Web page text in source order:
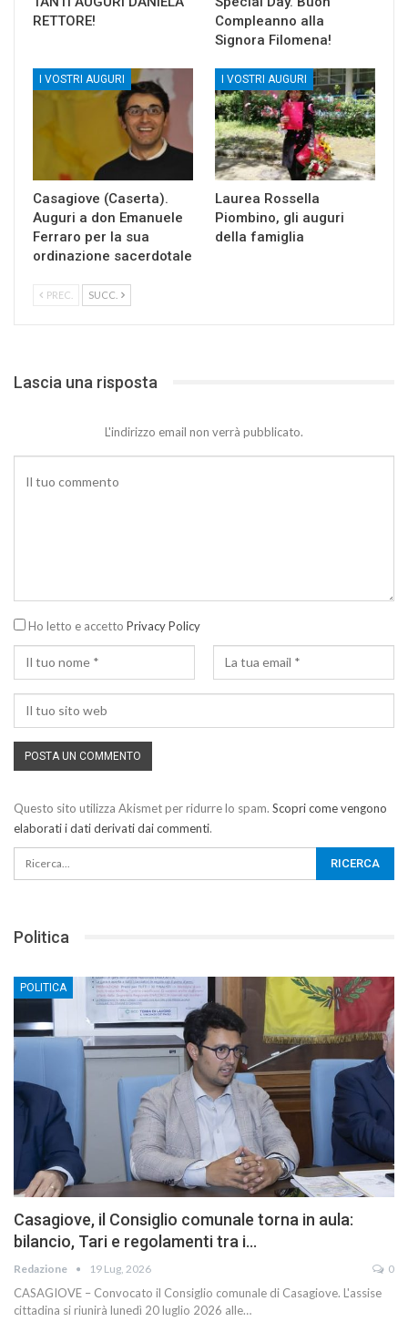
RETTORE!
Compleanno alla
Signora Filomena!
I VOSTRI AUGURI
Casagiove (Caserta).
Auguri a don Emanuele
Ferraro per la sua
ordinazione sacerdotale
I VOSTRI AUGURI
Laurea Rossella
Piombino, gli auguri
della famiglia
PREC. SUCC.
Lascia una risposta
L'indirizzo email non verrà pubblicato.
Ho letto e accetto Privacy Policy
Questo sito utilizza Akismet per ridurre lo spam. Scopri come vengono
elaborati i dati derivati dai commenti.
Politica
POLITICA
Casagiove, il Consiglio comunale torna in aula:
bilancio, Tari e regolamenti tra i…
Redazione 19 Lug, 2026 0
CASAGIOVE – Convocato il Consiglio comunale di Casagiove. L'assise
cittadina si riunirà lunedì 20 luglio 2026 alle…